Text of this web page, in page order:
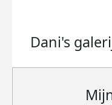
Dani's